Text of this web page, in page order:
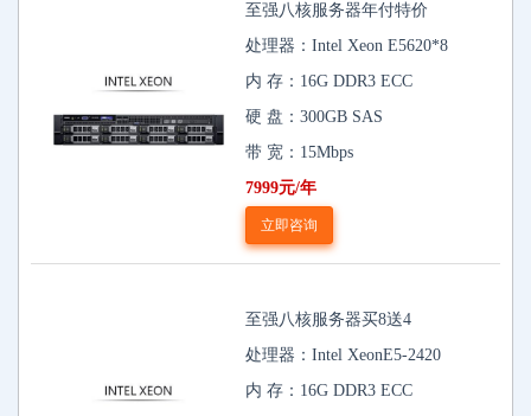
至强八核服务器年付特价
处理器：Intel Xeon E5620*8
内 存：16G DDR3 ECC
硬 盘：300GB SAS
带 宽：15Mbps
7999元/年
立即咨询
至强八核服务器买8送4
处理器：Intel XeonE5-2420
内 存：16G DDR3 ECC